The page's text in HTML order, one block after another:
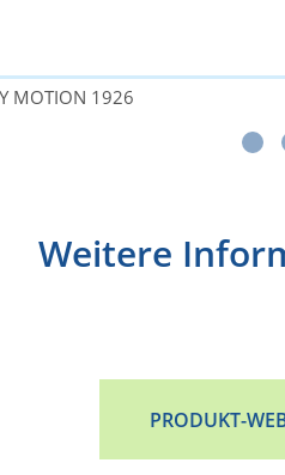
MOTION 1926
Weitere
PRODUKT-